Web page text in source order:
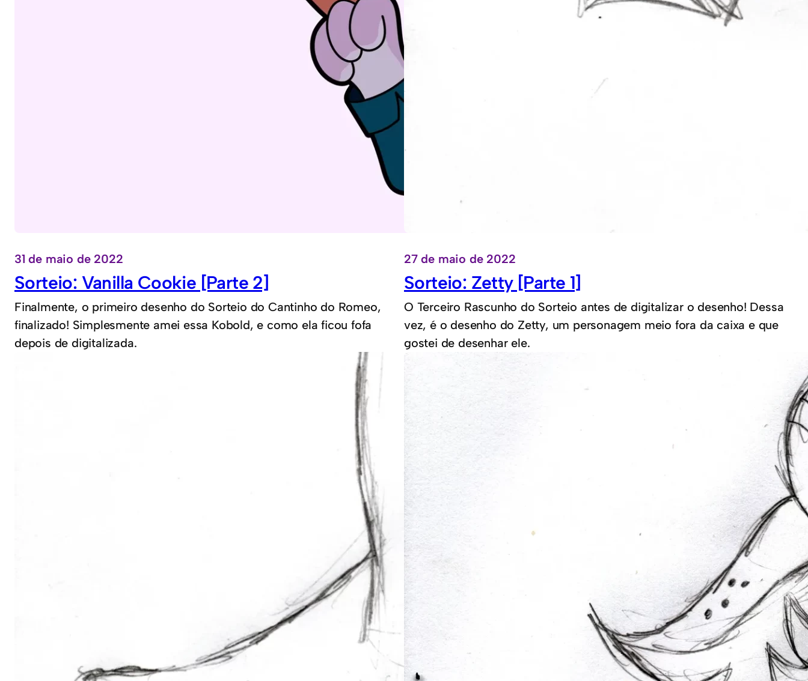
31 de maio de 2022
Sorteio: Vanilla Cookie [Parte 2]
Finalmente, o primeiro desenho do Sorteio do Cantinho do Romeo,
finalizado! Simplesmente amei essa Kobold, e como ela ficou fofa
depois de digitalizada.
27 de maio de 2022
Sorteio: Zetty [Parte 1]
O Terceiro Rascunho do Sorteio antes de digitalizar o desenho! Dessa
vez, é o desenho do Zetty, um personagem meio fora da caixa e que
gostei de desenhar ele.